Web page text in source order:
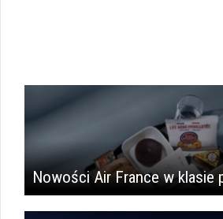
Nowości Air France w klasie